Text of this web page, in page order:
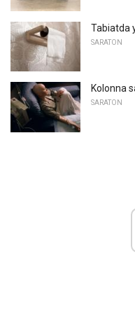
Tabiatda
SARATON
Kolonna
SARATON